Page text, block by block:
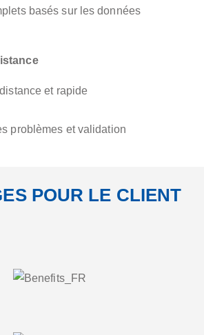
basés sur les données
et rapide
problèmes et validation
POUR LE CLIENT